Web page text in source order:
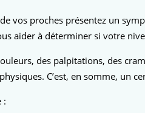
vos proches présentez un
aider à déterminer si votre
des palpitations, des
C’est, en somme, un
: